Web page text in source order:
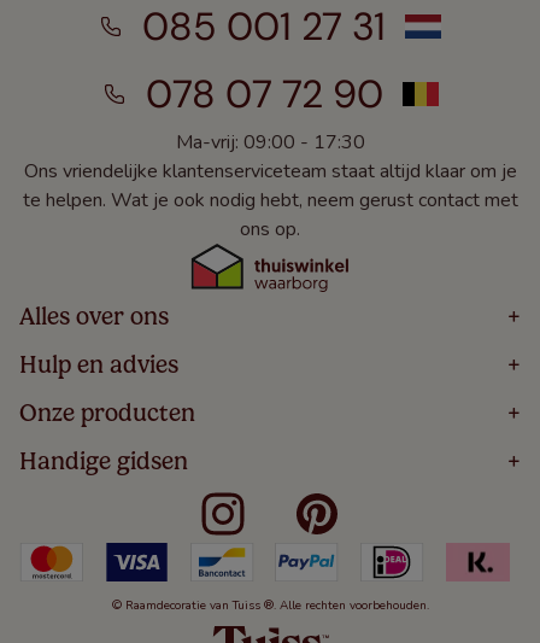
085 001 27 31
078 07 72 90
Ma-vrij: 09:00 - 17:30
Ons vriendelijke klantenserviceteam staat altijd klaar om je
te helpen. Wat je ook nodig hebt, neem gerust contact met
ons op.
Alles over ons +
Home
Over
Bestellen
Winacties
Veelgestelde Vragen
Hulp en advies +
Volg Je Bestelling
Levering
5 Jaar Garantie
Algemene Voorwaarden
Kindveiligheid
Cookies
Herroepingsrecht
Onze producten +
Houten Jaloezieën
Rolgordijnen
Verticale Jaloezieën
Duo Rolgordijnen
Duo Plisségordijnen
Handige gidsen +
Meten Voor Raamdecoratie
Badkamer Raamdecoratie
Slaapkamer Raamdecoratie
Keuken Raamdecoratie
De Jaloezieën Gids
© Raamdecoratie van Tuiss ®. Alle rechten voorbehouden.